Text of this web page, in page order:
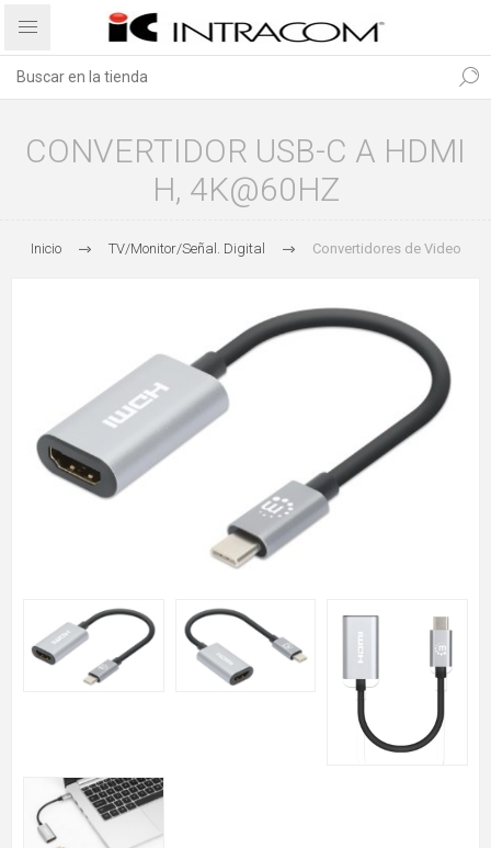
CONVERTIDOR USB-C A HDMI
H, 4K@60HZ
Inicio TV/Monitor/Señal. Digital Convertidores de Video